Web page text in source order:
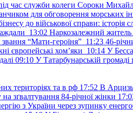
час служби колеги Сороки
для обговорення морських
до військової справи:
13:02 Наркозалежний
“Мати-героїня” 11:23 46-
європейські хом’яки 10:14 У
09:10 У Татарбунарській
територіях та в рф 17:52 В
зґвалтування 84-річної жінки
з України через зупинку